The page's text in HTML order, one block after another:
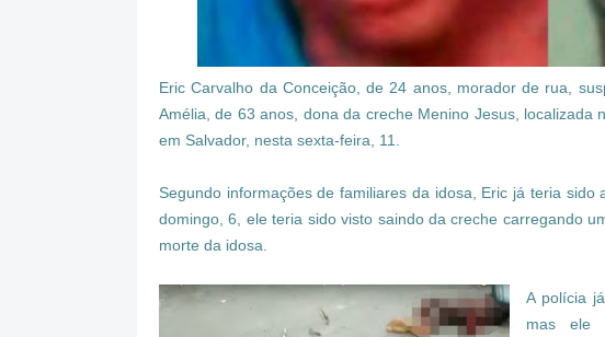
Eric Carvalho da Conceição, de 24 anos, morador de rua,
Amélia, de 63 anos, dona da creche Menino Jesus,
em Salvador, nesta sexta-feira, 11.
Segundo informações de familiares da idosa, Eric já teria
domingo, 6, ele teria sido visto saindo da creche carregando
morte da idosa.
A polícia
mas ele